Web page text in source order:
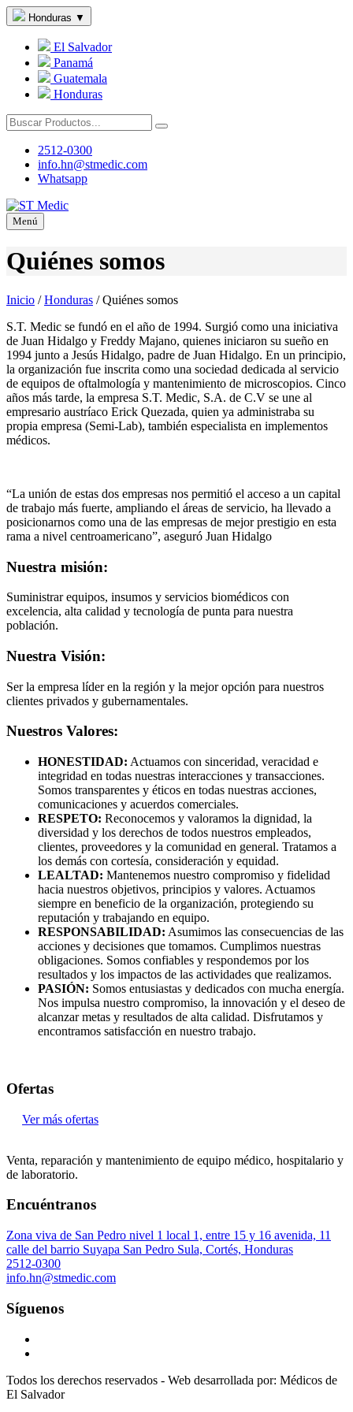
Honduras ▼
El Salvador
Panamá
Guatemala
Honduras
2512-0300
info.hn@stmedic.com
Whatsapp
Menú
Quiénes somos
Inicio /Honduras /Quiénes somos
S.T. Medic se fundó en el año de 1994. Surgió como una iniciativa
de Juan Hidalgo y Freddy Majano, quienes iniciaron su sueño en
1994 junto a Jesús Hidalgo, padre de Juan Hidalgo. En un principio,
la organización fue inscrita como una sociedad dedicada al servicio
de equipos de oftalmología y mantenimiento de microscopios. Cinco
años más tarde, la empresa S.T. Medic, S.A. de C.V se une al
empresario austríaco Erick Quezada, quien ya administraba su
propia empresa (Semi-Lab), también especialista en implementos
médicos.
“La unión de estas dos empresas nos permitió el acceso a un capital
de trabajo más fuerte, ampliando el áreas de servicio, ha llevado a
posicionarnos como una de las empresas de mejor prestigio en esta
rama a nivel centroamericano”, aseguró Juan Hidalgo
Nuestra misión:
Suministrar equipos, insumos y servicios biomédicos con
excelencia, alta calidad y tecnología de punta para nuestra
población.
Nuestra Visión:
Ser la empresa líder en la región y la mejor opción para nuestros
clientes privados y gubernamentales.
Nuestros Valores:
HONESTIDAD: Actuamos con sinceridad, veracidad e
integridad en todas nuestras interacciones y transacciones.
Somos transparentes y éticos en todas nuestras acciones,
comunicaciones y acuerdos comerciales.
RESPETO: Reconocemos y valoramos la dignidad, la
diversidad y los derechos de todos nuestros empleados,
clientes, proveedores y la comunidad en general. Tratamos a
los demás con cortesía, consideración y equidad.
LEALTAD: Mantenemos nuestro compromiso y fidelidad
hacia nuestros objetivos, principios y valores. Actuamos
siempre en beneficio de la organización, protegiendo su
reputación y trabajando en equipo.
RESPONSABILIDAD: Asumimos las consecuencias de las
acciones y decisiones que tomamos. Cumplimos nuestras
obligaciones. Somos confiables y respondemos por los
resultados y los impactos de las actividades que realizamos.
PASIÓN: Somos entusiastas y dedicados con mucha energía.
Nos impulsa nuestro compromiso, la innovación y el deseo de
alcanzar metas y resultados de alta calidad. Disfrutamos y
encontramos satisfacción en nuestro trabajo.
Ofertas
Ver más ofertas
Venta, reparación y mantenimiento de equipo médico, hospitalario y
de laboratorio.
Encuéntranos
Zona viva de San Pedro nivel 1 local 1, entre 15 y 16 avenida, 11
calle del barrio Suyapa San Pedro Sula, Cortés, Honduras
2512-0300
info.hn@stmedic.com
Síguenos
Todos los derechos reservados - Web desarrollada por: Médicos de
El Salvador